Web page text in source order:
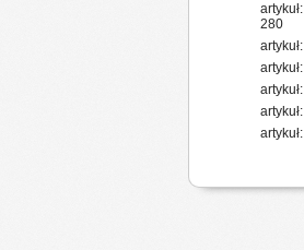
artykuł:
280
artykuł:
artykuł:
artykuł:
artykuł:
artykuł: